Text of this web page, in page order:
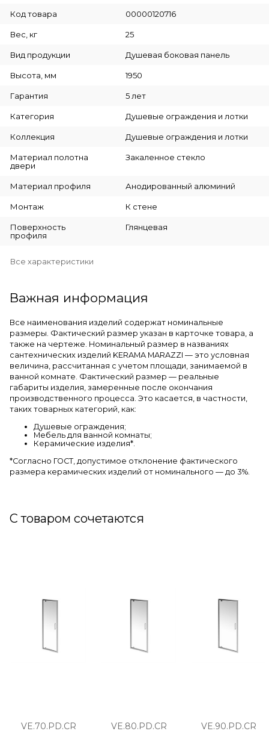
Код товара 00000120716
Вес, кг 25
Вид продукции Душевая боковая панель
Высота, мм 1950
Гарантия 5 лет
Категория Душевые ограждения и лотки
Коллекция Душевые ограждения и лотки
Материал полотна
двери
Закаленное стекло
Материал профиля Анодированный алюминий
Монтаж К стене
Поверхность
профиля
Глянцевая
Все характеристики
Важная информация
Все наименования изделий содержат номинальные
размеры. Фактический размер указан в карточке товара, а
также на чертеже. Номинальный размер в названиях
сантехнических изделий KERAMA MARAZZI — это условная
величина, рассчитанная с учетом площади, занимаемой в
ванной комнате. Фактический размер — реальные
габариты изделия, замеренные после окончания
производственного процесса. Это касается, в частности,
таких товарных категорий, как:
Душевые ограждения;
Мебель для ванной комнаты;
Керамические изделия*.
*Cогласно ГОСТ, допустимое отклонение фактического
размера керамических изделий от номинального — до 3%.
С товаром сочетаются
VE.70.PD.CR
VE.80.PD.CR
VE.90.PD.CR